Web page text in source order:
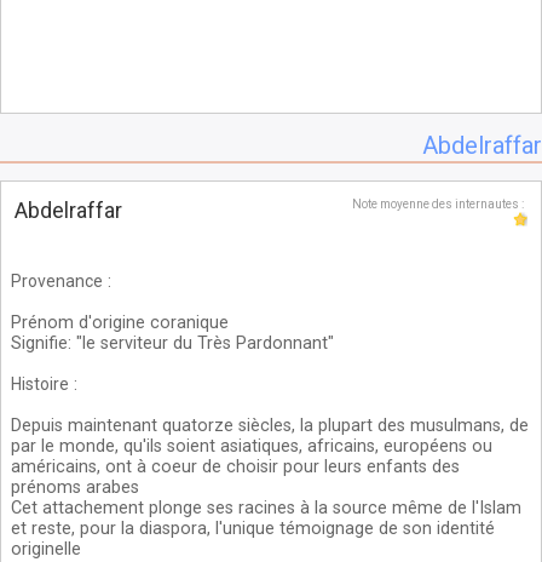
Abdelraffar
Abdelraffar Note moyenne des internautes :
Provenance :
Prénom d'origine coranique
Signifie: "le serviteur du Très Pardonnant"
Histoire :
Depuis maintenant quatorze siècles, la plupart des musulmans, de
par le monde, qu'ils soient asiatiques, africains, européens ou
américains, ont à coeur de choisir pour leurs enfants des
prénoms arabes
Cet attachement plonge ses racines à la source même de l'Islam
et reste, pour la diaspora, l'unique témoignage de son identité
originelle